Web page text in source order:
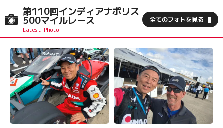
第110回インディアナポリス
500マイルレース 全てのフォトを見る